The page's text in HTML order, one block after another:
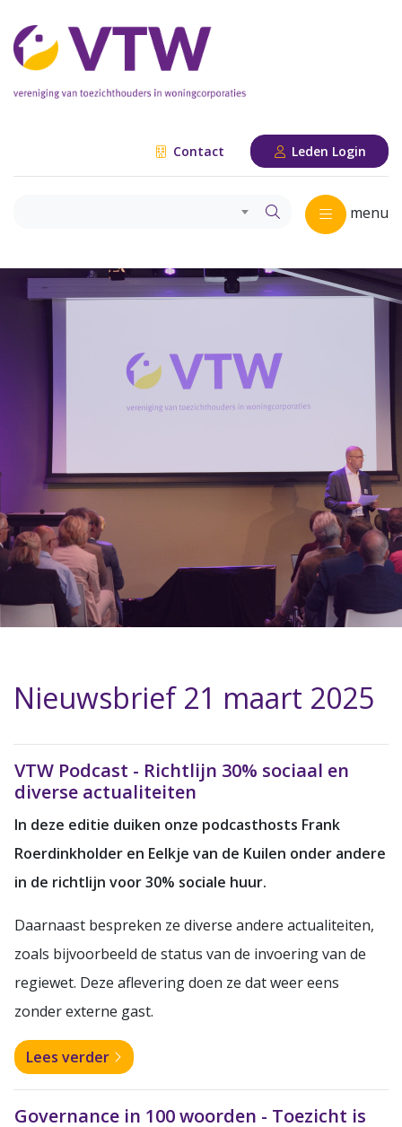
Contact Leden Login
menu
Nieuwsbrief 21 maart 2025
VTW Podcast - Richtlijn 30% sociaal en
diverse actualiteiten
In deze editie duiken onze podcasthosts Frank
Roerdinkholder en Eelkje van de Kuilen onder andere
in de richtlijn voor 30% sociale huur.
Daarnaast bespreken ze diverse andere actualiteiten,
zoals bijvoorbeeld de status van de invoering van de
regiewet. Deze aflevering doen ze dat weer eens
zonder externe gast.
Lees verder
Governance in 100 woorden - Toezicht is